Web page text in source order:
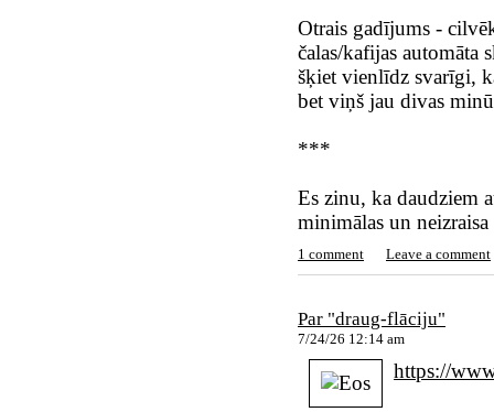
Otrais gadījums -
čalas/kafijas automāta
šķiet vienlīdz svarīgi,
bet viņš jau divas
***
Es zinu, ka daudziem
minimālas un
1 comment Leave a comment
Par "draug-flāciju"
7/24/26 12:14 am
https://